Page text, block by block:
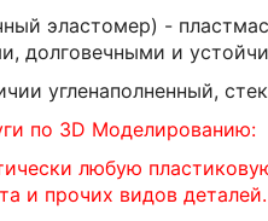
эластомер) -
долговечными и
угленаполненный,
по 3D Моделированию:
любую
и прочих видов деталей.